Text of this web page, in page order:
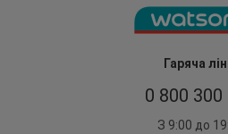
Гаряча
0 800 300
З 9:00 до